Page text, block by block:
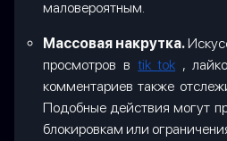
маловероятным.
Массовая накрутка.
просмотров в tik tok,
комментариев также
Подобные действия могут
блокировкам или